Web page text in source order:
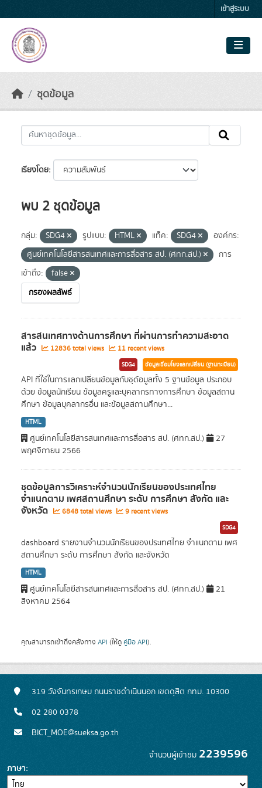
เข้าสู่ระบบ
ชุดข้อมูล
เรียงโดย
พบ 2 ชุดข้อมูล
กลุ่ม: SDG4 รูปแบบ: HTML แท็ค: SDG4
องค์กร:
ศูนย์เทคโนโลยีสารสนเทศและการสื่อสาร สป. (ศทก.สป.)
การ
เข้าถึง:
false
กรองผลลัพธ์
สารสนเทศทางด้านการศึกษา ที่ผ่านการทำความสะอาด
แล้ว 12836 total views 11 recent views
SDG4 ข้อมูลเชื่อมโยงแลกเปลี่ยน (ฐานทะเบียน)
API ที่ใช้ในการแลกเปลี่ยนข้อมูลกับชุด้อมูลทั้ง 5 ฐานข้อมูล ประกอบ
ด้วย ข้อมูลนักเรียน ข้อมูลครูและบุคลากรทางการศึกษา ข้อมูลสถาน
ศึกษา ข้อมูลบุคลากรอื่น และข้อมูลสถานศึกษา...
HTML
ศูนย์เทคโนโลยีสารสนเทศและการสื่อสาร สป. (ศทก.สป.)
27
พฤศจิกายน 2566
ชุดข้อมูลการวิเคราะห์จำนวนนักเรียนของประเทศไทย
จำแนกตาม เพศสถานศึกษา ระดับ การศึกษา สังกัด และ
จังหวัด 6848 total views 9 recent views
SDG4
dashboard รายงานจำนวนนักเรียนของประเทศไทย จำแนกตาม เพศ
สถานศึกษา ระดับ การศึกษา สังกัด และจังหวัด
HTML
ศูนย์เทคโนโลยีสารสนเทศและการสื่อสาร สป. (ศทก.สป.)
21
สิงหาคม 2564
คุณสามารถเข้าถึงคลังทาง API (ให้ดู คู่มือ API).
319 วังจันทรเกษม ถนนราชดำเนินนอก เขตดุสิต กทม. 10300
02 280 0378
BICT_MOE@sueksa.go.th
จำนวนผู้เข้าชม 2239596
ภาษา